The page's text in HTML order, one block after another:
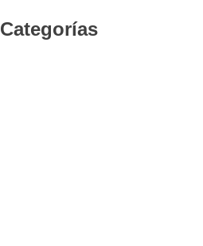
Categorías